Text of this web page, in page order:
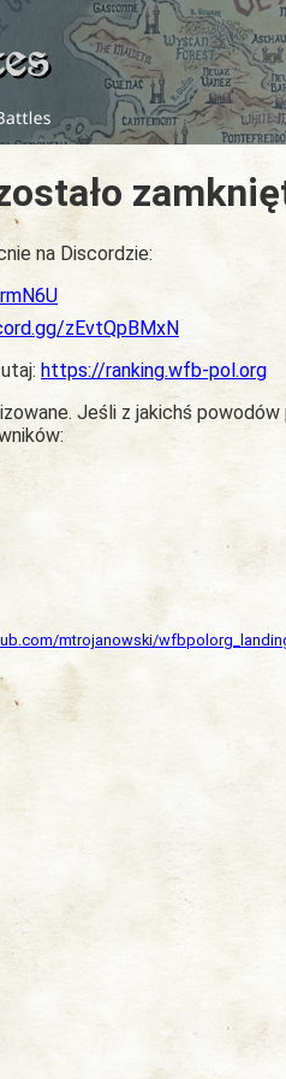
na Discordzie:
zEvtQpBMxN
https://ranking.wfb-pol.org
Jeśli z jakichś
mtrojanowski/